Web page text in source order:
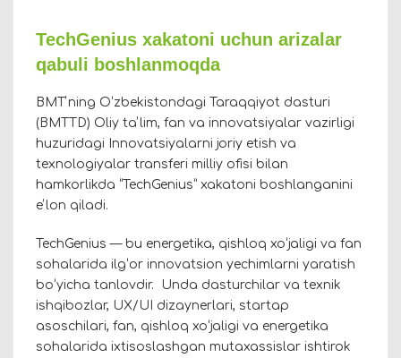
TechGenius xakatoni uchun arizalar
qabuli boshlanmoqda
BMTʼning Oʻzbekistondagi Taraqqiyot dasturi
(BMTTD) Oliy taʼlim, fan va innovatsiyalar vazirligi
huzuridagi Innovatsiyalarni joriy etish va
texnologiyalar transferi milliy ofisi bilan
hamkorlikda “TechGenius” xakatoni boshlanganini
eʼlon qiladi.
TechGenius — bu energetika, qishloq xoʻjaligi va fan
sohalarida ilgʻor innovatsion yechimlarni yaratish
boʻyicha tanlovdir. Unda dasturchilar va texnik
ishqibozlar, UX/UI dizaynerlari, startap
asoschilari, fan, qishloq xoʻjaligi va energetika
sohalarida ixtisoslashgan mutaxassislar ishtirok